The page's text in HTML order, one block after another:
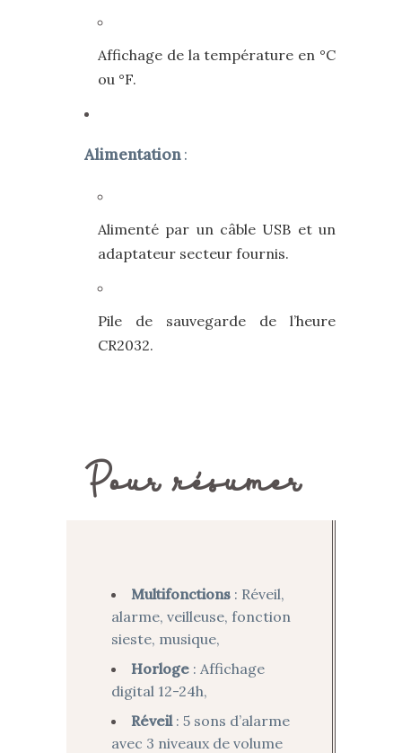
Affichage de la température en °C
ou °F.
Alimentation:
Alimenté par un câble USB et un
adaptateur secteur fournis.
Pile de sauvegarde de l’heure
CR2032.
Pour résumer
Multifonctions : Réveil,
alarme, veilleuse, fonction
sieste, musique,
Horloge : Affichage
digital 12-24h,
Réveil: 5 sons d’alarme
avec 3 niveaux de volume